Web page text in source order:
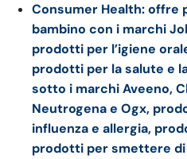
Consumer Health: offre
bambino con i marchi
prodotti per l’igiene
prodotti per la salute e
sotto i marchi Aveeno,
Neutrogena e Ogx,
influenza e allergia,
prodotti per smettere